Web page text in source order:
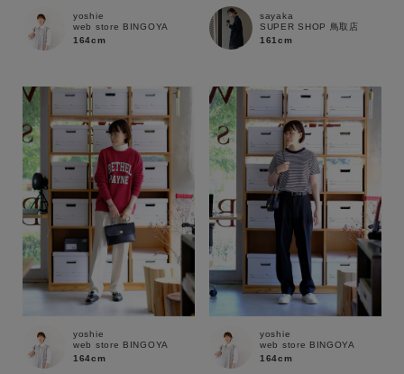
この条件で絞り込む
yoshie
web store BINGOYA
164cm
sayaka
SUPER SHOP 鳥取店
161cm
yoshie
web store BINGOYA
164cm
yoshie
web store BINGOYA
164cm